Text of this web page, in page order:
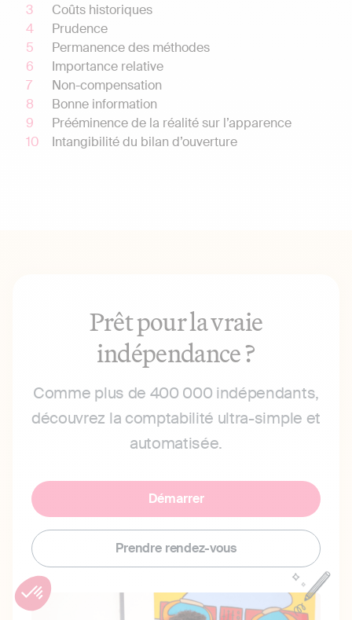
Coûts historiques
Prudence
Permanence des méthodes
Importance relative
Non-compensation
Bonne information
Prééminence de la réalité sur l’apparence
Intangibilité du bilan d’ouverture
Prêt pour la vraie
indépendance ?
Comme plus de 400 000 indépendants,
découvrez la comptabilité ultra-simple et
automatisée.
Démarrer
Prendre rendez-vous